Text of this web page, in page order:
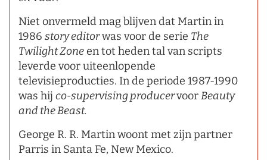
Niet onvermeld mag blijven dat Martin in
1986 story editorwas voor de serie The
Twilight Zoneen tot heden tal van scripts
leverde voor uiteenlopende
televisieproducties. In de periode 1987-1990
was hij co-supervising producervoorBeauty
and the Beast.
George R. R. Martin woont met zijn partner
Parris in Santa Fe, New Mexico.